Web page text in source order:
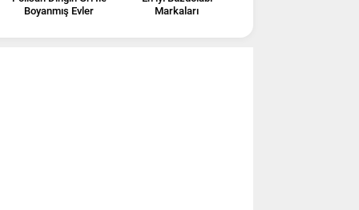
Boyanmış Evler
Markaları